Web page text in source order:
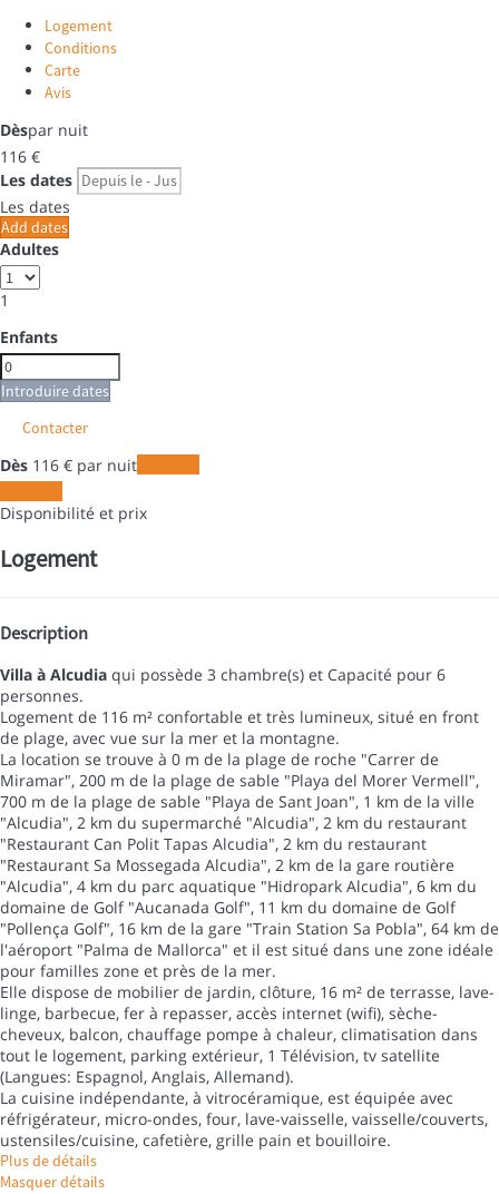
Logement
Conditions
Carte
Avis
Dèspar nuit
116 €
Les dates
Les dates
Add dates
Adultes
1
Enfants
Introduire dates
Contacter
Dès 116 € par nuit
Disponibilité et prix
Logement
Description
Villa à Alcudia qui possède 3 chambre(s) et Capacité pour 6
personnes.
Logement de 116 m² confortable et très lumineux, situé en front
de plage, avec vue sur la mer et la montagne.
La location se trouve à 0 m de la plage de roche "Carrer de
Miramar", 200 m de la plage de sable "Playa del Morer Vermell",
700 m de la plage de sable "Playa de Sant Joan", 1 km de la ville
"Alcudia", 2 km du supermarché "Alcudia", 2 km du restaurant
"Restaurant Can Polit Tapas Alcudia", 2 km du restaurant
"Restaurant Sa Mossegada Alcudia", 2 km de la gare routière
"Alcudia", 4 km du parc aquatique "Hidropark Alcudia", 6 km du
domaine de Golf "Aucanada Golf", 11 km du domaine de Golf
"Pollença Golf", 16 km de la gare "Train Station Sa Pobla", 64 km de
l'aéroport "Palma de Mallorca" et il est situé dans une zone idéale
pour familles zone et près de la mer.
Elle dispose de mobilier de jardin, clôture, 16 m² de terrasse, lave-
linge, barbecue, fer à repasser, accès internet (wifi), sèche-
cheveux, balcon, chauffage pompe à chaleur, climatisation dans
tout le logement, parking extérieur, 1 Télévision, tv satellite
(Langues: Espagnol, Anglais, Allemand).
La cuisine indépendante, à vitrocéramique, est équipée avec
réfrigérateur, micro-ondes, four, lave-vaisselle, vaisselle/couverts,
ustensiles/cuisine, cafetière, grille pain et bouilloire.
Plus de détails
Masquer détails